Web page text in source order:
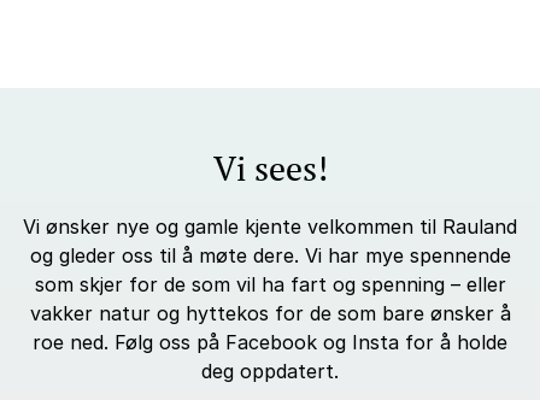
Vi sees!
Vi ønsker nye og gamle kjente velkommen til Rauland
og gleder oss til å møte dere. Vi har mye spennende
som skjer for de som vil ha fart og spenning – eller
vakker natur og hyttekos for de som bare ønsker å
roe ned. Følg oss på Facebook og Insta for å holde
deg oppdatert.